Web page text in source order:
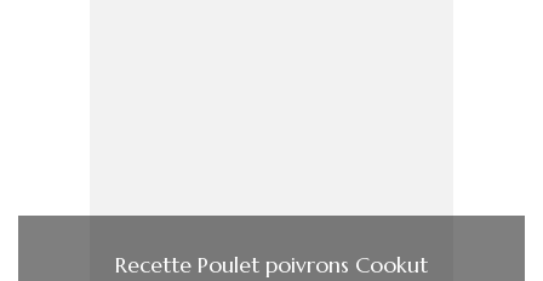
Recette Poulet poivrons Cookut